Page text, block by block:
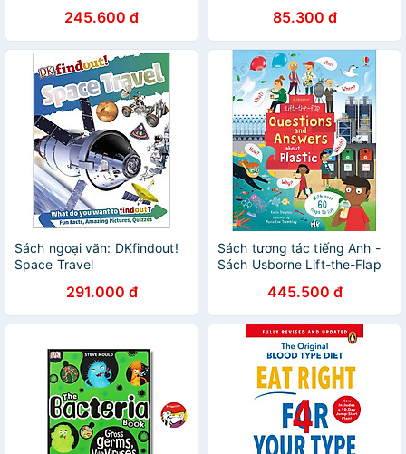
245.600 đ 85.300 đ
Sách ngoại văn: DKfindout!
Space Travel
291.000 đ
Sách tương tác tiếng Anh -
Sách Usborne Lift-the-Flap
about Plastic445.500 đ